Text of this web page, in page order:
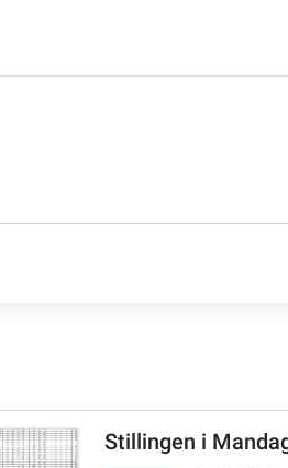
Stillingen i